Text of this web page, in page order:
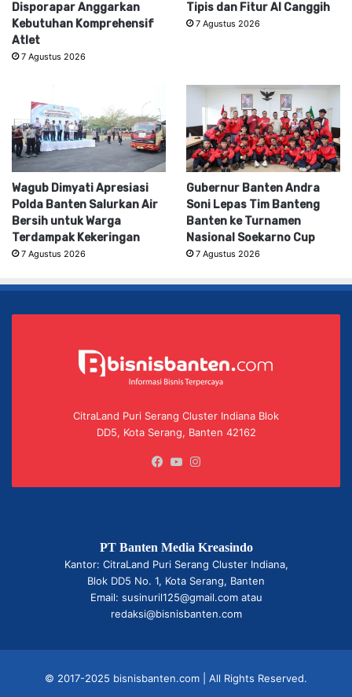
Disporapar Anggarkan
Kebutuhan Komprehensif
Atlet
7 Agustus 2026
Tipis dan Fitur AI Canggih
7 Agustus 2026
Wagub Dimyati Apresiasi
Polda Banten Salurkan Air
Bersih untuk Warga
Terdampak Kekeringan
7 Agustus 2026
Gubernur Banten Andra
Soni Lepas Tim Banteng
Banten ke Turnamen
Nasional Soekarno Cup
7 Agustus 2026
CitraLand Puri Serang Cluster Indiana Blok
DD5, Kota Serang, Banten 42162
Facebook
YouTube
PT Banten Media Kreasindo
Kantor: CitraLand Puri Serang Cluster Indiana,
Blok DD5 No. 1, Kota Serang, Banten
Email: susinuril125@gmail.com atau
redaksi@bisnisbanten.com
© 2017-2025 bisnisbanten.com | All Rights Reserved.